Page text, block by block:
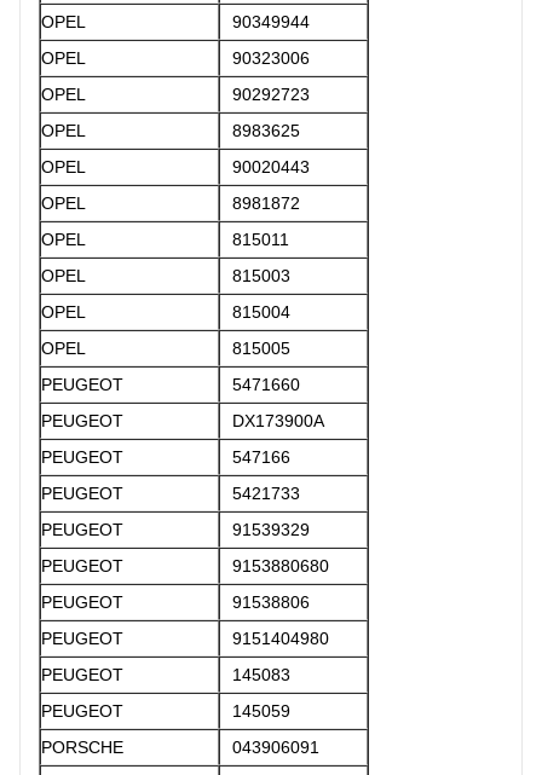
OPEL
90349944
OPEL
90323006
OPEL
90292723
OPEL
8983625
OPEL
90020443
OPEL
8981872
OPEL
815011
OPEL
815003
OPEL
815004
OPEL
815005
PEUGEOT
5471660
PEUGEOT
DX173900A
PEUGEOT
547166
PEUGEOT
5421733
PEUGEOT
91539329
PEUGEOT
9153880680
PEUGEOT
91538806
PEUGEOT
9151404980
PEUGEOT
145083
PEUGEOT
145059
PORSCHE
043906091